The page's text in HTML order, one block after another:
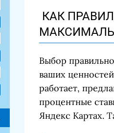
КАК
Выбор
ваших
работает,
процентные
Яндекс Картах.